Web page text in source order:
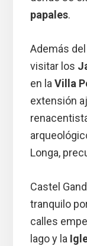
papales.
Además
visitar los
en laVilla
extensión
Longa,
Castel
tranquilo
calles
lago y la